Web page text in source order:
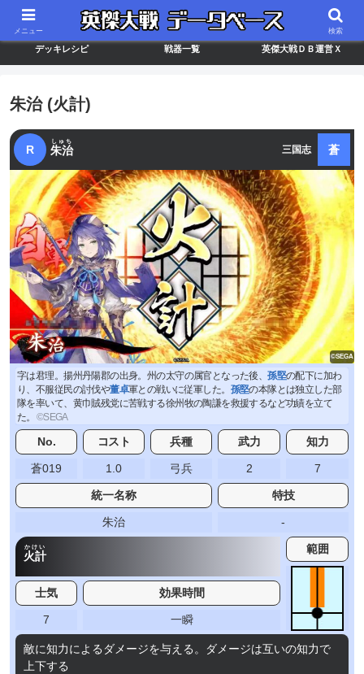
最新バージョン情報 武将ランキング カードリスト
デッキレシピ 戦器一覧 英傑大戦ＤＢ運営Ｘ
朱治 (火計)
R 朱治
しゅち
三国志 蒼
字は君理。揚州丹陽郡の出身。州の太守の属官となった後、孫堅の配下に加わ
り、不服従民の討伐や董卓軍との戦いに従軍した。 孫堅の本隊とは独立した部
隊を率いて、黄巾賊残党に苦戦する徐州牧の陶謙を救援するなど功績を立て
た。
No. コスト 兵種 武力 知力
蒼019 1.0 弓兵 2 7
統一名称 特技
朱治 -
火計
かけい 範囲
士気 効果時間
7 一瞬
敵に知力によるダメージを与える。ダメージは互いの知力で
上下する
メニュー 検索